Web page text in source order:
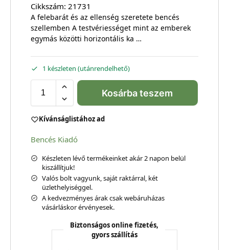
Cikkszám: 21731
A felebarát és az ellenség szeretete bencés
szellemben A testvériességet mint az emberek
egymás közötti horizontális ka …
1 készleten (utánrendelhető)
Kosárba teszem
Kívánságlistához ad
Bencés Kiadó
Készleten lévő termékeinket akár 2 napon belül
kiszállítjuk!
Valós bolt vagyunk, saját raktárral, két
üzlethelyiséggel.
A kedvezményes árak csak webáruházas
vásárláskor érvényesek.
Biztonságos online fizetés,
gyors szállítás